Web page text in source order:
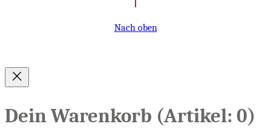
Nach oben
Dein Warenkorb (Artikel: 0)